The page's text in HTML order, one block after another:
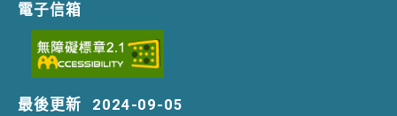
電子信箱
最後更新 2024-09-05